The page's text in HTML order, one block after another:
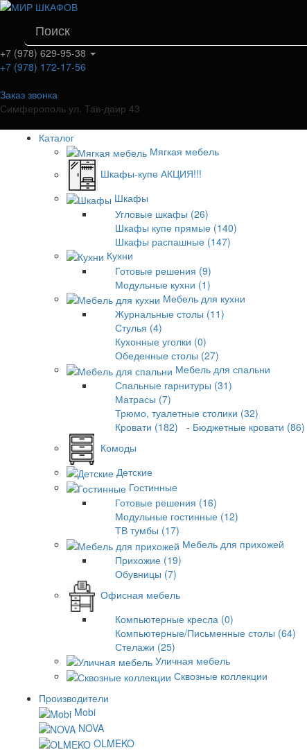
+7 (978) 629-95-38
+7 (978) 172-17-56
Заказ звонка
Симферополь ул. Тав-даир 43
Каталог
Мягкая мебель
Шкафы-купе АКЦИЯ!!!
Шкафы
Угловые шкафы (26)
Шкафы купе прямые (140)
Шкафы распашные (147)
Кухни
Готовые решения (9)
Модульные кухни (1)
Мебель для кухни
Журнальные столы (11)
Стулья (4)
Кухонные уголки (0)
Обеденные столы (27)
Мебель для спальни
Спальные гарнитуры (31)
Матрасы (7)
Трюмо, туалетные столики (32)
Кровати (182)
- Бюджетные кровати (86)
Комоды
Детские
Гостинные
Готовые решения (16)
Модульные гостинные (12)
ТВ тумбы (17)
Мебель для прихожей
Прихожие (19)
Обувницы (7)
Офисная мебель
Компьютерные кресла (0)
Компьютерные/Письменные столы (64)
Стелажи (25)
Уличная мебель
Сквозные коллекции
Производители
Mobi
NOVA
OLMEKO